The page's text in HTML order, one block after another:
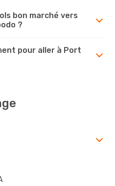
bon marché vers
?
pour aller à Port